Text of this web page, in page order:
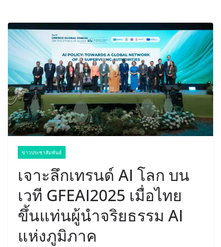
ราชปณิธาน สร้างคุณค่าการท่องเที่ยวไทยอย่างยั่งยืน
ข่าวประชาสัมพันธ์
เจาะลึกเทรนด์ AI โลก บน
เวที GFEAI2025 เมื่อไทย
ขึ้นแท่นผู้นำจริยธรรม AI
แห่งภูมิภาค